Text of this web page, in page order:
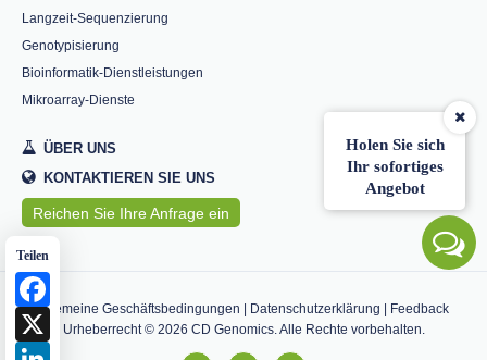
Holen Sie sich
Ihr sofortiges
Angebot
Teilen
Langzeit-Sequenzierung
Genotypisierung
Bioinformatik-Dienstleistungen
Mikroarray-Dienste
ÜBER UNS
KONTAKTIEREN SIE UNS
Reichen Sie Ihre Anfrage ein
Allgemeine Geschäftsbedingungen Datenschutzerklärung
Feedback
Urheberrecht © 2026 CD Genomics. Alle Rechte vorbehalten.